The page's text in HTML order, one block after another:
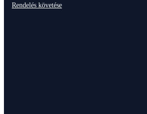
Rendelés követése